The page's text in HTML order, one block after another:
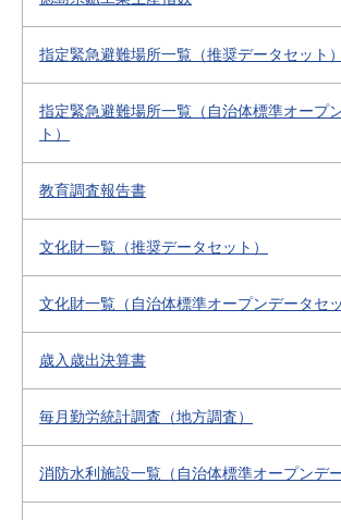
指定緊急避難場所一覧（推奨データセット）
指定緊急避難場所一覧（自治体標準オープ
ト）
教育調査報告書
文化財一覧（推奨データセット）
文化財一覧（自治体標準オープンデータセッ
歳入歳出決算書
毎月勤労統計調査（地方調査）
消防水利施設一覧（自治体標準オープンデ